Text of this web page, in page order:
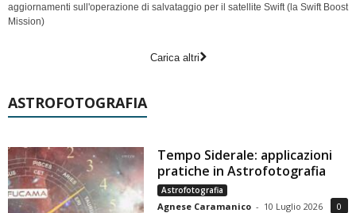
aggiornamenti sull'operazione di salvataggio per il satellite Swift (la Swift Boost
Mission)
Carica altri
ASTROFOTOGRAFIA
Tempo Siderale: applicazioni
pratiche in Astrofotografia
Astrofotografia
Agnese Caramanico - 10 Luglio 2026 0